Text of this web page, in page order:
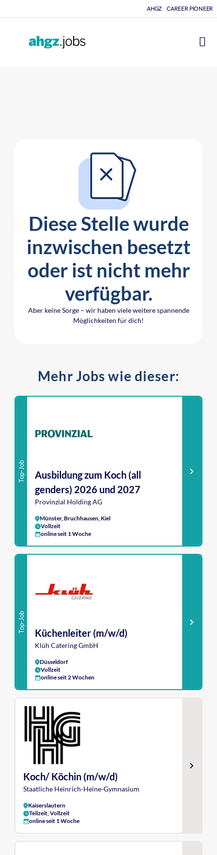
AHGZ CAREER PIONEER
Diese Stelle wurde
inzwischen besetzt
oder ist nicht mehr
verfügbar.
Aber keine Sorge – wir haben viele weitere spannende
Möglichkeiten für dich!
Mehr Jobs wie dieser:
Top-Job
Ausbildung zum Koch (all
genders) 2026 und 2027
Provinzial Holding AG
Münster, Bruchhausen, Kiel
Vollzeit
online seit 1 Woche
Top-Job Küchenleiter (m/w/d)
Klüh Catering GmbH
Düsseldorf
Vollzeit
online seit 2 Wochen
Koch/ Köchin (m/w/d)
Staatliche Heinrich-Heine-Gymnasium
Kaiserslautern
Teilzeit, Vollzeit
online seit 1 Woche